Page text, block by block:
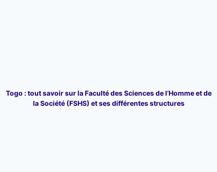
Togo : tout savoir sur la Faculté des Sciences de l’Homme et de
la Société (FSHS) et ses différentes structures